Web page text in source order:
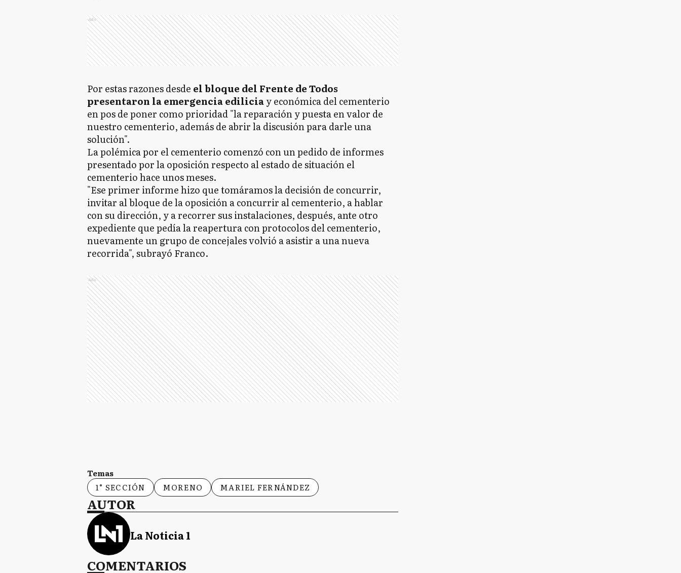
Ads
Por estas razones desde el bloque del Frente de Todos
presentaron la emergencia ediliciay económica del cementerio
en pos de poner como prioridad "la reparación y puesta en valor de
nuestro cementerio, además de abrir la discusión para darle una
solución".
La polémica por el cementerio comenzó con un pedido de informes
presentado por la oposición respecto al estado de situación el
cementerio hace unos meses.
"Ese primer informe hizo que tomáramos la decisión de concurrir,
invitar al bloque de la oposición a concurrir al cementerio, a hablar
con su dirección, y a recorrer sus instalaciones, después, ante otro
expediente que pedía la reapertura con protocolos del cementerio,
nuevamente un grupo de concejales volvió a asistir a una nueva
recorrida", subrayó Franco.
Ads
Temas
1° SECCIÓN
MORENO MARIEL FERNÁNDEZ
AUTOR
La Noticia 1
COMENTARIOS